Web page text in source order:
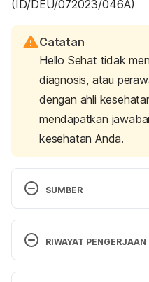
(ID/DEU/072023/046A)
Catatan
Hello Sehat tidak
diagnosis, atau
dengan ahli
mendapatkan
kesehatan Anda.
SUMBER
C-section – Mayo Clinic
Retrieved 7 December
https://
RIWAYAT PENGERJAAN